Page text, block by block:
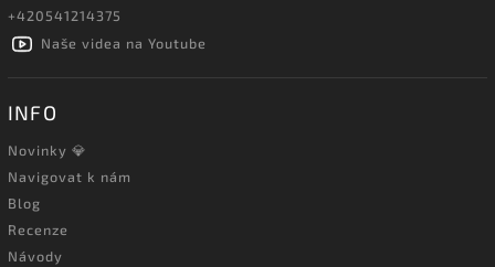
+420541214375
Naše videa na Youtube
INFO
Novinky 💎
Navigovat k nám
Blog
Recenze
Návody